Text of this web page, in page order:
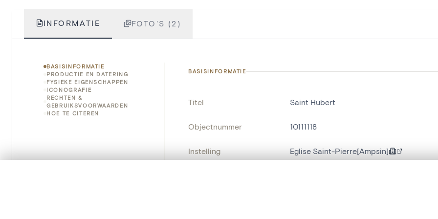
INFORMATIE FOTO'S (2)
BASISINFORMATIE
PRODUCTIE EN DATERING
FYSIEKE EIGENSCHAPPEN
ICONOGRAFIE
RECHTEN &
GEBRUIKSVOORWAARDEN
HOE TE CITEREN
BASISINFORMATIE
Titel Saint Hubert
Objectnummer 10111118
Instelling Eglise Saint-Pierre[Ampsin]